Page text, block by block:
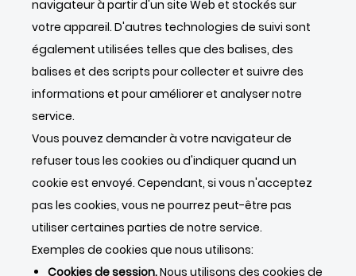
navigateur à partir d'un site Web et stockés sur
votre appareil. D'autres technologies de suivi sont
également utilisées telles que des balises, des
balises et des scripts pour collecter et suivre des
informations et pour améliorer et analyser notre
service.
Vous pouvez demander à votre navigateur de
refuser tous les cookies ou d'indiquer quand un
cookie est envoyé. Cependant, si vous n'acceptez
pas les cookies, vous ne pourrez peut-être pas
utiliser certaines parties de notre service.
Exemples de cookies que nous utilisons:
Cookies de session.Nous utilisons des cookies de